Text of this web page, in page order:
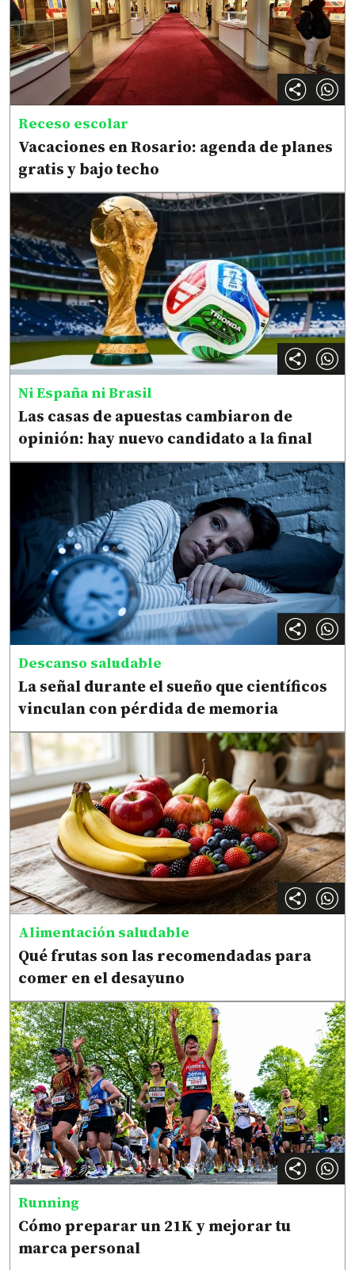
Receso escolar
Vacaciones en Rosario: agenda de planes
gratis y bajo techo
Ni España ni Brasil
Las casas de apuestas cambiaron de
opinión: hay nuevo candidato a la final
Descanso saludable
La señal durante el sueño que científicos
vinculan con pérdida de memoria
Alimentación saludable
Qué frutas son las recomendadas para
comer en el desayuno
Running
Cómo preparar un 21K y mejorar tu
marca personal